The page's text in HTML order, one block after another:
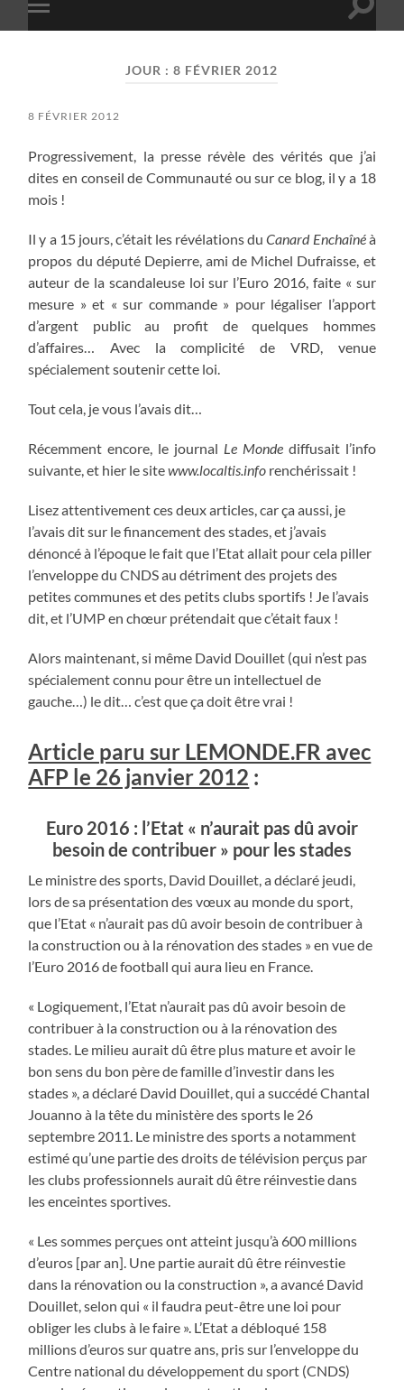
Toggle
mobile
Toggle
JOUR :8 FÉVRIER 2012
8 FÉVRIER 2012
Progressivement, la presse révèle des vérités que j’ai
dites en conseil de Communauté ou sur ce blog, il y a 18
mois !
Il y a 15 jours, c’était les révélations duCanard Enchaînéà
propos du député Depierre, ami de Michel Dufraisse, et
auteur de la scandaleuse loi sur l’Euro 2016, faite « sur
mesure » et « sur commande » pour légaliser l’apport
d’argent public au profit de quelques hommes
d’affaires… Avec la complicité de VRD, venue
spécialement soutenir cette loi.
Tout cela, je vous l’avais dit…
Récemment encore, le journal Le Mondediffusait l’info
suivante, et hier le sitewww.localtis.info renchérissait !
Lisez attentivement ces deux articles, car ça aussi, je
l’avais dit sur le financement des stades, et j’avais
dénoncé à l’époque le fait que l’Etat allait pour cela piller
l’enveloppe du CNDS au détriment des projets des
petites communes et des petits clubs sportifs ! Je l’avais
dit, et l’UMP en chœur prétendait que c’était faux !
Alors maintenant, si même David Douillet (qui n’est pas
spécialement connu pour être un intellectuel de
gauche…) le dit… c’est que ça doit être vrai !
Article paru sur LEMONDE.FR avec
AFP le 26 janvier 2012 :
Euro 2016 : l’Etat « n’aurait pas dû avoir
besoin de contribuer » pour les stades
Le ministre des sports, David Douillet, a déclaré jeudi,
lors de sa présentation des vœux au monde du sport,
que l’Etat « n’aurait pas dû avoir besoin de contribuer à
la construction ou à la rénovation des stades » en vue de
l’Euro 2016 de football qui aura lieu en France.
« Logiquement, l’Etat n’aurait pas dû avoir besoin de
contribuer à la construction ou à la rénovation des
stades. Le milieu aurait dû être plus mature et avoir le
bon sens du bon père de famille d’investir dans les
stades », a déclaré David Douillet, qui a succédé Chantal
Jouanno à la tête du ministère des sports le 26
septembre 2011. Le ministre des sports a notamment
estimé qu’une partie des droits de télévision perçus par
les clubs professionnels aurait dû être réinvestie dans
les enceintes sportives.
« Les sommes perçues ont atteint jusqu’à 600 millions
d’euros [par an]. Une partie aurait dû être réinvestie
dans la rénovation ou la construction », a avancé David
Douillet, selon qui « il faudra peut-être une loi pour
obliger les clubs à le faire ». L’Etat a débloqué 158
millions d’euros sur quatre ans, pris sur l’enveloppe du
Centre national du développement du sport (CNDS)